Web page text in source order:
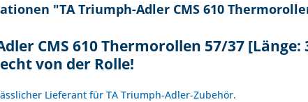
"TA Triumph-Adler CMS 610
CMS 610 Thermorollen 57/37
von der Rolle!
Lieferant für TA Triumph-Adler-Zubehör.